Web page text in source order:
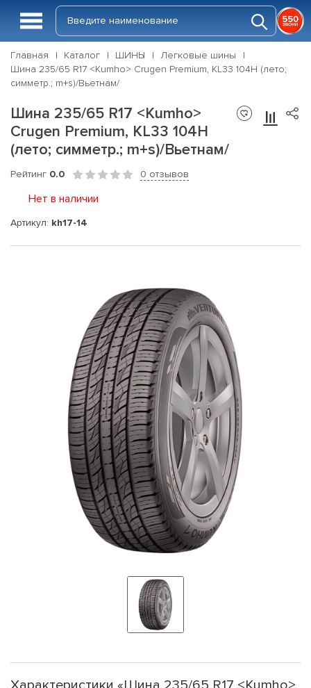
Главная Каталог ШИНЫ
Легковые шины
Шина 235/65 R17 <Kumho> Crugen Premium, KL33 104H (лето;
симметр.; m+s)/Вьетнам/
Шина 235/65 R17 <Kumho>
Crugen Premium, KL33 104H
(лето; симметр.; m+s)/Вьетнам/
Рейтинг 0.0 0 отзывов
Нет в наличии
Артикул: kh17-14